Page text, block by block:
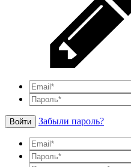
Войти Забыли пароль?